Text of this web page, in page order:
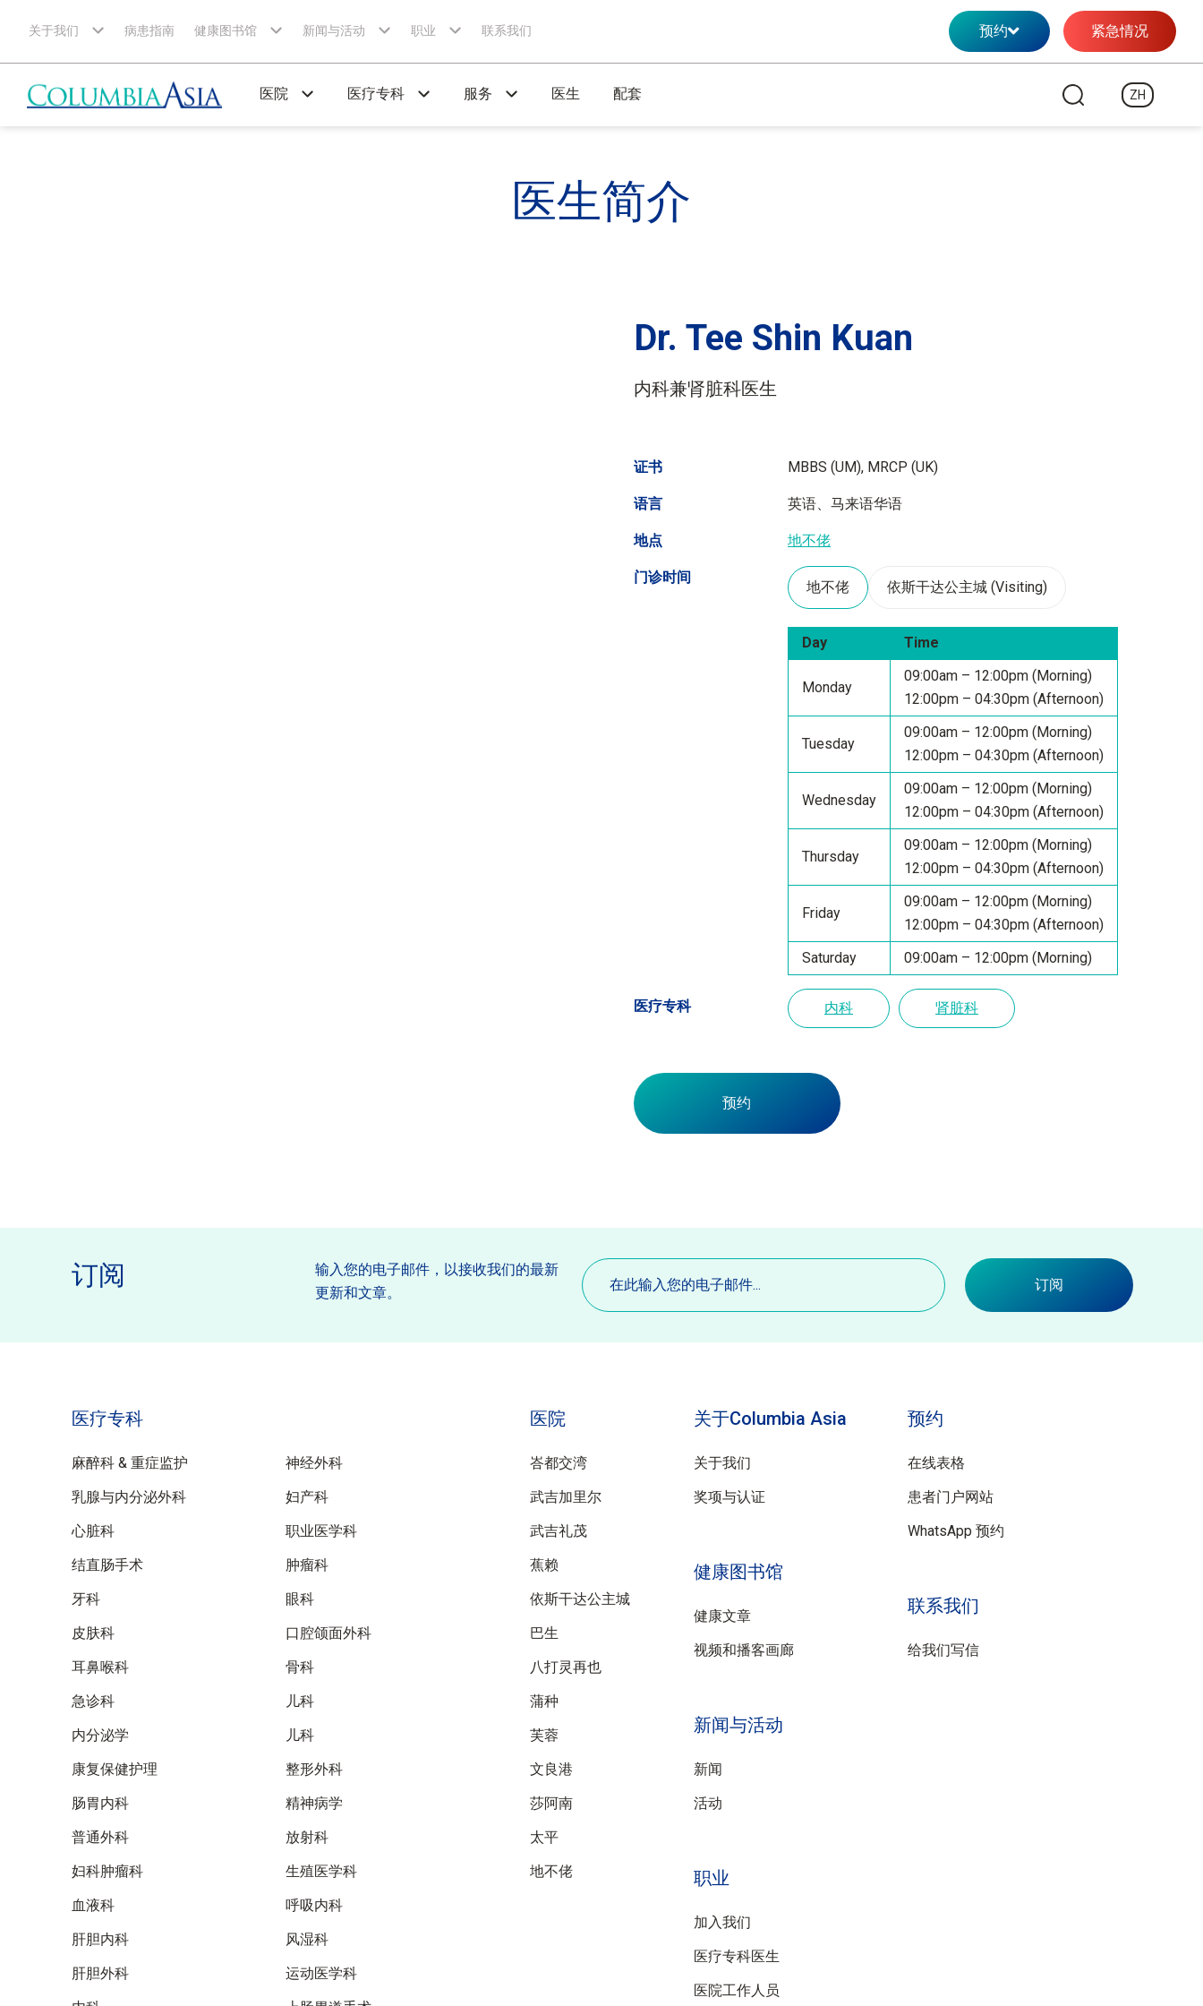
关于我们 病患指南 健康图书馆 新闻与活动 职业 联系我们 预约 紧急情况
医院 医疗专科 服务 医生 配套 ZH
医生简介
Dr. Tee Shin Kuan
内科兼肾脏科医生
证书 MBBS (UM), MRCP (UK)
语言 英语、马来语华语
地点 地不佬
门诊时间
地不佬 依斯干达公主城 (Visiting)
Day Time
Monday
09:00am – 12:00pm (Morning)
12:00pm – 04:30pm (Afternoon)
Tuesday
09:00am – 12:00pm (Morning)
12:00pm – 04:30pm (Afternoon)
Wednesday
09:00am – 12:00pm (Morning)
12:00pm – 04:30pm (Afternoon)
Thursday
09:00am – 12:00pm (Morning)
12:00pm – 04:30pm (Afternoon)
Friday
09:00am – 12:00pm (Morning)
12:00pm – 04:30pm (Afternoon)
Saturday
09:00am – 12:00pm (Morning)
医疗专科 内科 肾脏科
预约
订阅
输入您的电子邮件，以接收我们的最新
更新和文章。
电
子
邮
件
填)
订阅
医疗专科
麻醉科 & 重症监护
乳腺与内分泌外科
心脏科
结直肠手术
牙科
皮肤科
耳鼻喉科
急诊科
内分泌学
康复保健护理
肠胃内科
普通外科
妇科肿瘤科
血液科
肝胆内科
肝胆外科
神经外科
妇产科
职业医学科
肿瘤科
眼科
口腔颌面外科
骨科
儿科
儿科
整形外科
精神病学
放射科
生殖医学科
呼吸内科
风湿科
运动医学科
医院
峇都交湾
武吉加里尔
武吉礼茂
蕉赖
依斯干达公主城
巴生
八打灵再也
蒲种
芙蓉
文良港
莎阿南
太平
地不佬
关于Columbia Asia
关于我们
奖项与认证
健康图书馆
健康文章
视频和播客画廊
新闻与活动
新闻
活动
职业
加入我们
医疗专科医生
医院工作人员
预约
在线表格
患者门户网站
WhatsApp 预约
联系我们
给我们写信